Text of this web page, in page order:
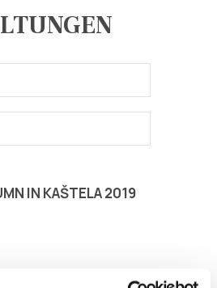
IN KAŠTELA 2019